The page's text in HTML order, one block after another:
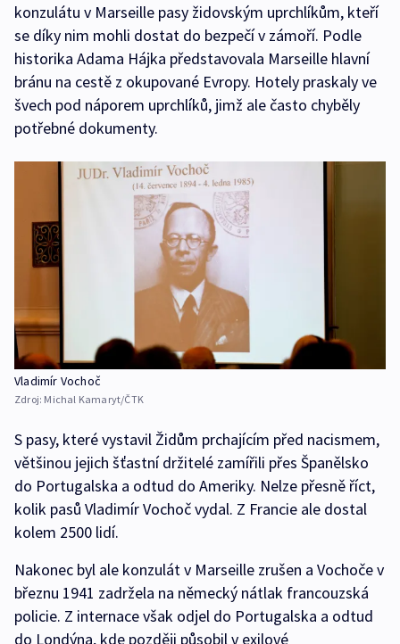
konzulátu v Marseille pasy židovským uprchlíkům, kteří
se díky nim mohli dostat do bezpečí v zámoří. Podle
historika Adama Hájka představovala Marseille hlavní
bránu na cestě z okupované Evropy. Hotely praskaly ve
švech pod náporem uprchlíků, jimž ale často chyběly
potřebné dokumenty.
Vladimír Vochoč
Zdroj: Michal Kamaryt/ČTK
S pasy, které vystavil Židům prchajícím před nacismem,
většinou jejich šťastní držitelé zamířili přes Španělsko
do Portugalska a odtud do Ameriky. Nelze přesně říct,
kolik pasů Vladimír Vochoč vydal. Z Francie ale dostal
kolem 2500 lidí.
Nakonec byl ale konzulát v Marseille zrušen a Vochoče v
březnu 1941 zadržela na německý nátlak francouzská
policie. Z internace však odjel do Portugalska a odtud
do Londýna, kde později působil v exilové